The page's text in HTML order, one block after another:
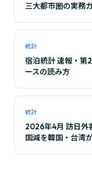
三大都市圏の実務
統計
宿泊統計 速報・第
ースの読み方
統計
2026年4月 訪日外
国減を韓国・台湾